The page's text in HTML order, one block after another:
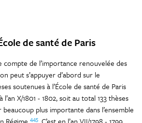
de santé de Paris
de l’importance renouvelée des
peut s’appuyer d’abord sur le
soutenues à l’École de santé de Paris
l’an X/1801 - 1802, soit au total 133 thèses
plus importante dans l’ensemble
445